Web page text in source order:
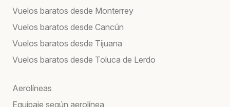
Vuelos baratos desde Monterrey
Vuelos baratos desde Cancún
Vuelos baratos desde Tijuana
Vuelos baratos desde Toluca de Lerdo
Aerolíneas
Equipaje según aerolínea